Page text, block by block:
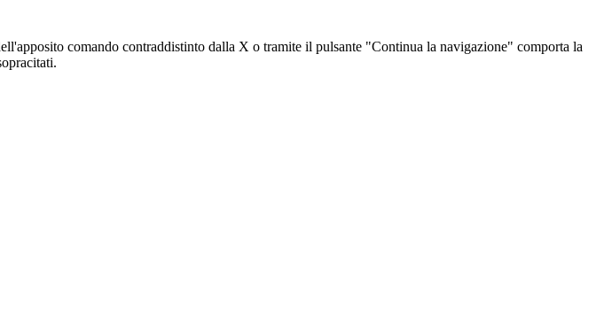
comando contraddistinto dalla X o tramite il pulsante "Continua la navigazione" comporta la